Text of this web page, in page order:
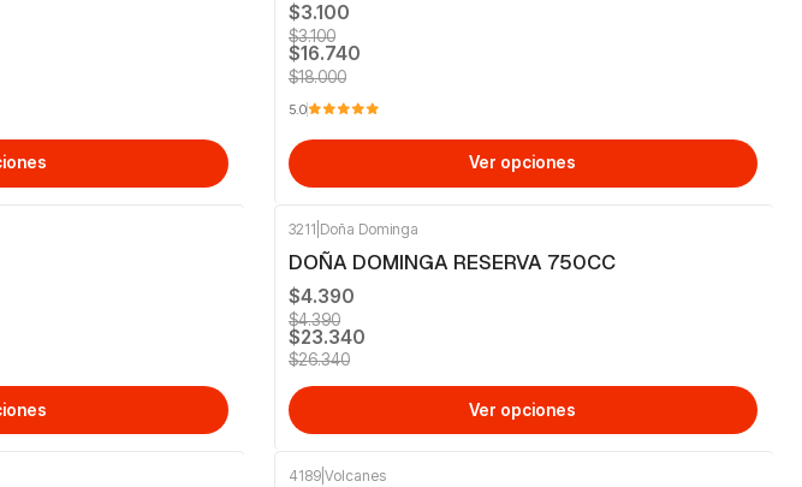
$3.100
$3.100
$16.740
$18.000
5.0
Ver opciones
-11%
3211 Doña Dominga
DOÑA DOMINGA RESERVA 750CC
$4.390
$4.390
$23.340
$26.340
Ver opciones
4189| Volcanes